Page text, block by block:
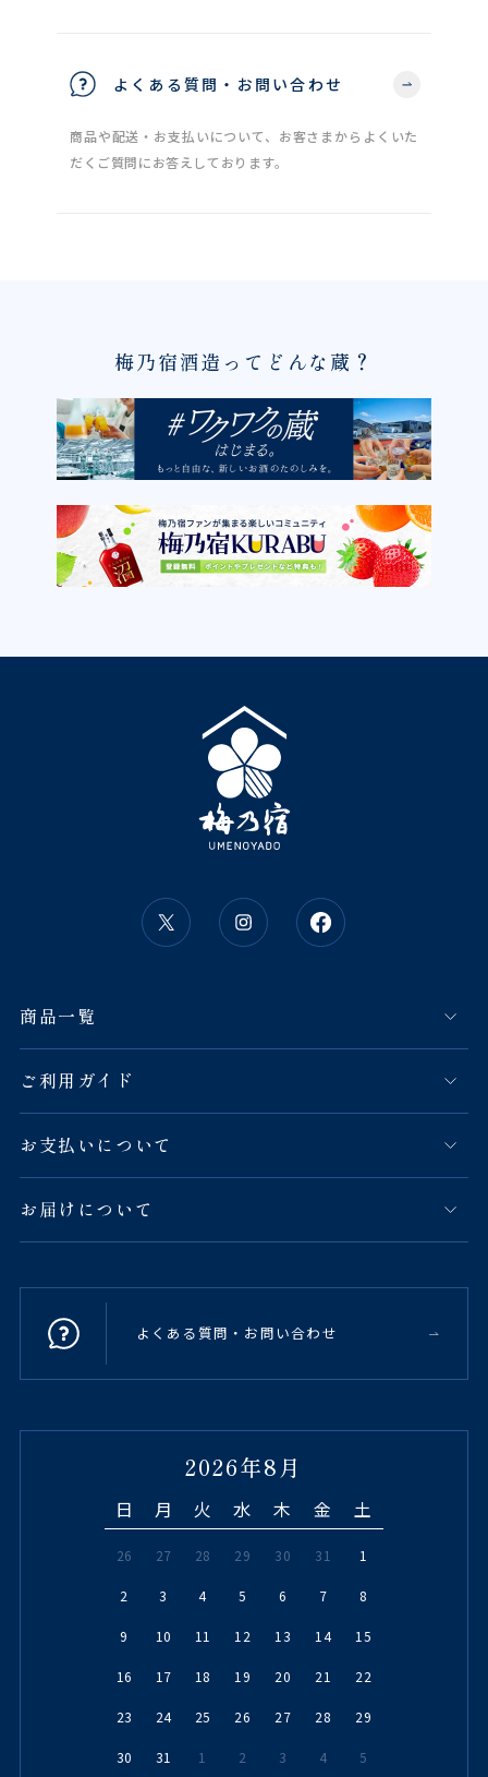
よくある質問・お問い合わせ
商品や配送・お支払いについて、お客さまからよくいた
だくご質問にお答えしております。
梅乃宿酒造ってどんな蔵？
商品一覧
ご利用ガイド
お支払いについて
お届けについて
よくある質問・お問い合わせ
2026年8月
日 月 火 水 木 金 土
26 27 28 29 30 31 1
2 3 4 5 6 7 8
9 10 11 12 13 14 15
16 17 18 19 20 21 22
23 24 25 26 27 28 29
30 31 1 2 3 4 5